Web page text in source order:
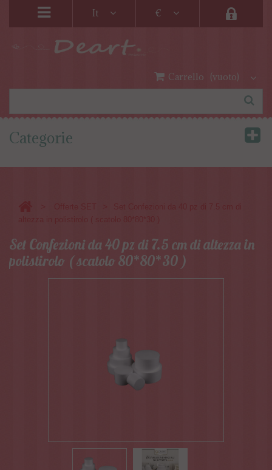
It €
Carrello (vuoto)
Categorie
Set Confezioni da 40 pz di 7.5 cm di altezza in
polistirolo ( scatolo 80*80*30 )